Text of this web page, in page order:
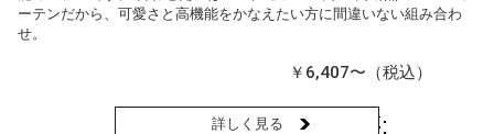
ーテンだから、可愛さと高機能をかなえたい方に間違いない組み合わ
せ。
￥6,407〜（税込）
詳しく見る